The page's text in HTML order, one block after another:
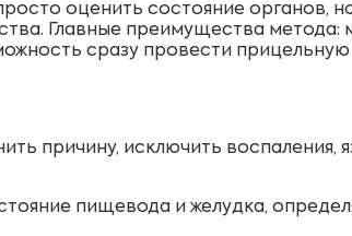
оценить состояние органов,
Главные преимущества метода:
сразу провести
причину, исключить воспаления,
пищевода и желудка,